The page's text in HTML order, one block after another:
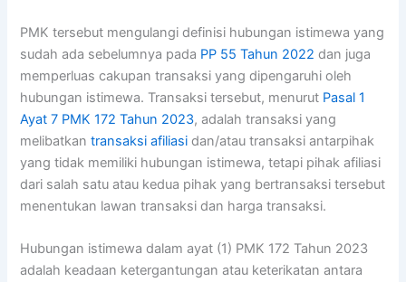
PMK tersebut mengulangi definisi hubungan istimewa yang
sudah ada sebelumnya pada PP 55 Tahun 2022 dan juga
memperluas cakupan transaksi yang dipengaruhi oleh
hubungan istimewa. Transaksi tersebut, menurut Pasal 1
Ayat 7 PMK 172 Tahun 2023, adalah transaksi yang
melibatkantransaksi afiliasi dan/atau transaksi antarpihak
yang tidak memiliki hubungan istimewa, tetapi pihak afiliasi
dari salah satu atau kedua pihak yang bertransaksi tersebut
menentukan lawan transaksi dan harga transaksi.
Hubungan istimewa dalam ayat (1) PMK 172 Tahun 2023
adalah keadaan ketergantungan atau keterikatan antara